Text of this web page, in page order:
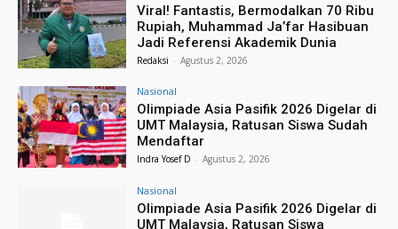
Viral! Fantastis, Bermodalkan 70 Ribu
Rupiah, Muhammad Ja’far Hasibuan
Jadi Referensi Akademik Dunia
Redaksi - Agustus 2, 2026
Nasional
Olimpiade Asia Pasifik 2026 Digelar di
UMT Malaysia, Ratusan Siswa Sudah
Mendaftar
Indra Yosef D - Agustus 2, 2026
Nasional
Olimpiade Asia Pasifik 2026 Digelar di
UMT Malaysia, Ratusan Siswa